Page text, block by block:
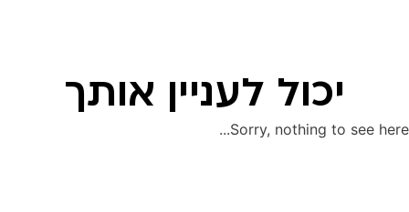
יכול לעניין אותך
Sorry, nothing to see here...